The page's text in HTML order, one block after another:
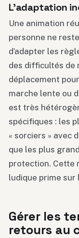
L’adaptation
Une animation
personne ne
d’adapter les
des difficultés de
déplacement
marche lente ou
est très
spécifiques : les
« sorciers » avec
que les plus
protection. Cette
ludique prime
Gérer les
retours au